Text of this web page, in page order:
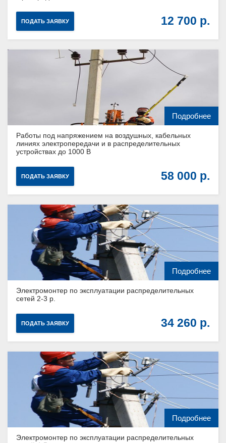
ПОДАТЬ ЗАЯВКУ 12 700
Подробнее
Работы под напряжением на воздушных, кабельных
линиях электропередачи и в распределительных
устройствах до 1000 В
ПОДАТЬ ЗАЯВКУ 58 000
Подробнее
Электромонтер по эксплуатации распределительных
сетей 2-3 р.
ПОДАТЬ ЗАЯВКУ 34 260
Подробнее
Электромонтер по эксплуатации распределительных